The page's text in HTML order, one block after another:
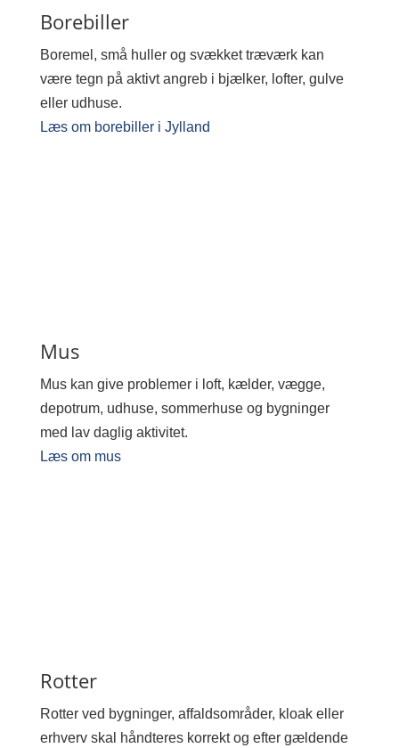
Borebiller
Boremel, små huller og svækket træværk kan
være tegn på aktivt angreb i bjælker, lofter, gulve
eller udhuse.
Læs om borebiller i Jylland
Mus
Mus kan give problemer i loft, kælder, vægge,
depotrum, udhuse, sommerhuse og bygninger
med lav daglig aktivitet.
Læs om mus
Rotter
Rotter ved bygninger, affaldsområder, kloak eller
erhverv skal håndteres korrekt og efter gældende